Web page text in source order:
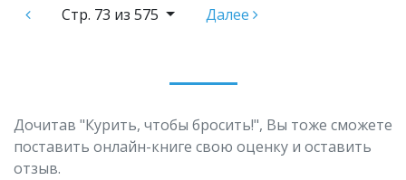
Стр. 73 из 575 Далее
Дочитав "Курить, чтобы бросить!", Вы тоже сможете
поставить онлайн-книге свою оценку и оставить
отзыв.